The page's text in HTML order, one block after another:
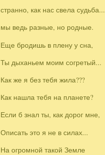
странно, как нас свела судьба...
мы ведь разные, но родные.
Еще бродишь в плену у сна,
Ты дыханьем моим согретый...
Как же я без тебя жила???
Как нашла тебя на планете?
Если б знал ты, как дорог мне,
Описать это я не в силах...
На огромной такой Земле